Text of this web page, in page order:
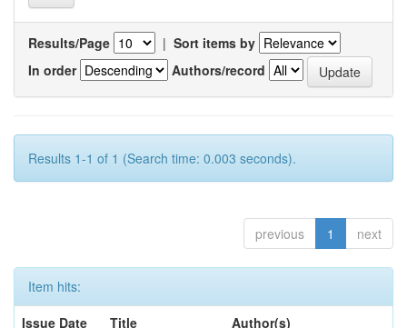
Results/Page | Sort items by
In order
Authors/record
Results 1-1 of 1 (Search time: 0.003 seconds).
previous 1 next
Item hits:
Issue Date
Title
Author(s)